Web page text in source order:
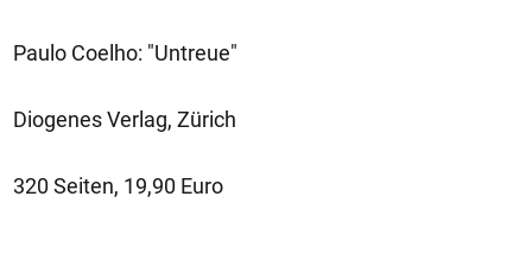
Paulo Coelho: "Untreue"
Diogenes Verlag, Zürich
320 Seiten, 19,90 Euro